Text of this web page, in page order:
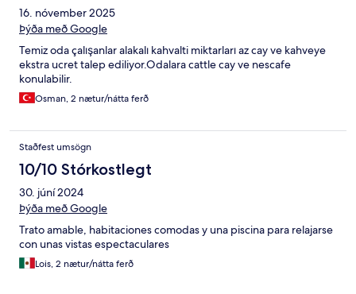
16. nóvember 2025
Þýða með Google
Temiz oda çalışanlar alakalı kahvalti miktarları az cay ve kahveye
ekstra ucret talep ediliyor.Odalara cattle cay ve nescafe
konulabilir.
Osman, 2 nætur/nátta ferð
Staðfest umsögn
10/10 Stórkostlegt
30. júní 2024
Þýða með Google
Trato amable, habitaciones comodas y una piscina para relajarse
con unas vistas espectaculares
Lois, 2 nætur/nátta ferð